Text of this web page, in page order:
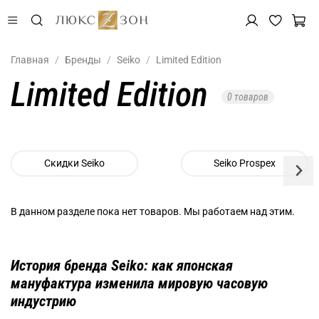
Главная Бренды Seiko Limited Edition
Limited Edition 0 товаров
Скидки Seiko Seiko Prospex
В данном разделе пока нет товаров. Мы работаем над этим.
История бренда Seiko: как японская
мануфактура изменила мировую часовую
индустрию